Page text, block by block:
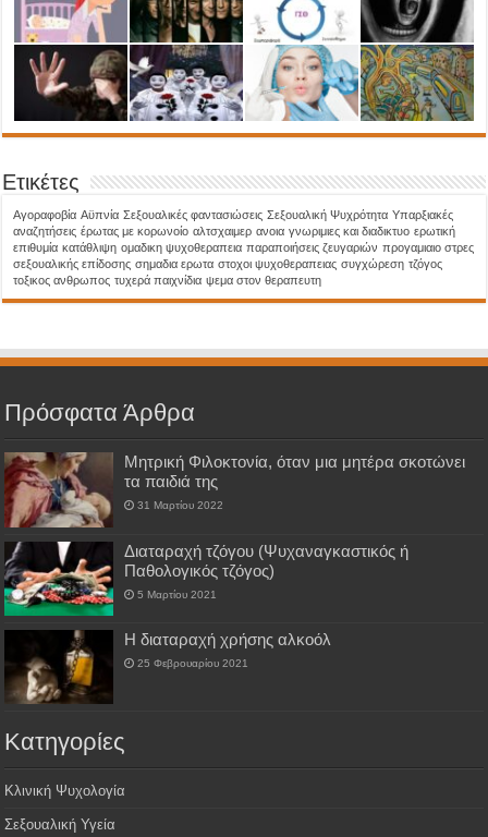
Ετικέτες
Aγοραφοβία Αϋπνία Σεξουαλικές φαντασιώσεις Σεξουαλική Ψυχρότητα Υπαρξιακές
αναζητήσεις έρωτας με κορωνοίο αλτσχαιμερ ανοια γνωριμιες και διαδικτυο ερωτική
επιθυμία κατάθλιψη ομαδικη ψυχοθεραπεια παραποιήσεις ζευγαριών προγαμιαιο στρες
σεξουαλικής επίδοσης σημαδια ερωτα στοχοι ψυχοθεραπειας συγχώρεση τζόγος
τοξικος ανθρωπος τυχερά παιχνίδια ψεμα στον θεραπευτη
Πρόσφατα Άρθρα
Μητρική Φιλοκτονία, όταν μια μητέρα σκοτώνει
τα παιδιά της
31 Μαρτίου 2022
Διαταραχή τζόγου (Ψυχαναγκαστικός ή
Παθολογικός τζόγος)
5 Μαρτίου 2021
H διαταραχή χρήσης αλκοόλ
25 Φεβρουαρίου 2021
Kατηγορίες
Κλινική Ψυχολογία
Σεξουαλική Υγεία